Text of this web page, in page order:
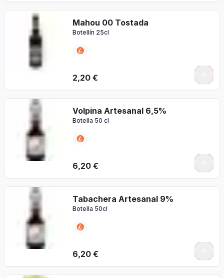
Mahou 00 Tostada
Botellín 25cl
2,20 €
Volpina Artesanal 6,5%
Botella 50 cl
6,20 €
Tabachera Artesanal 9%
Botella 50cl
6,20 €